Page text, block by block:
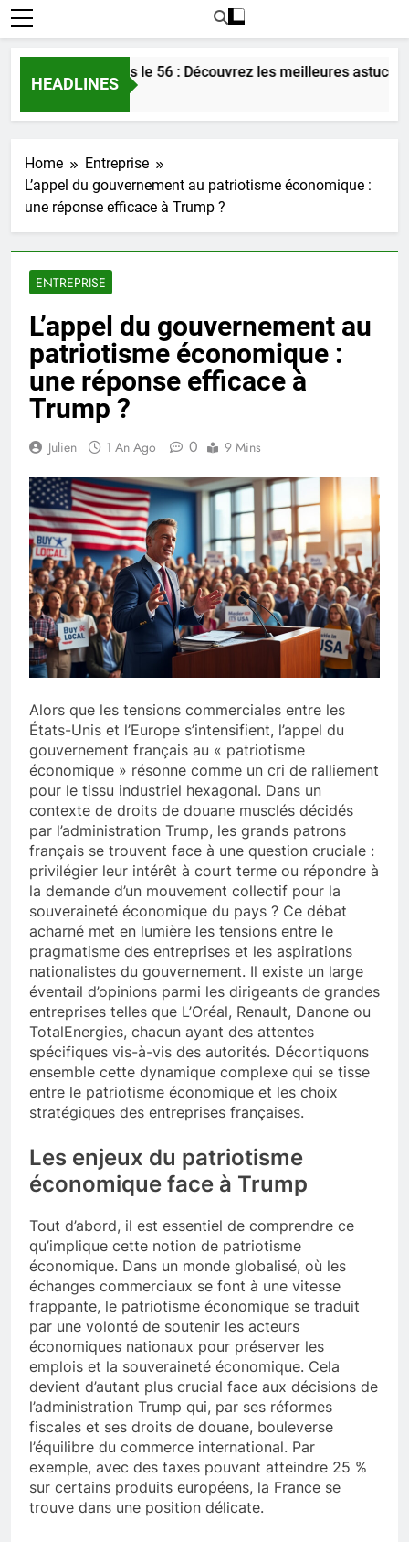
HEADLINES
l’amour dans le 56 : Découvrez les meilleures astuces en
Home
Entreprise
L’appel du gouvernement au patriotisme économique :
une réponse efficace à Trump ?
ENTREPRISE
L’appel du gouvernement au
patriotisme économique :
une réponse efficace à
Trump ?
Julien 1 An Ago 0 9 Mins
Alors que les tensions commerciales entre les
États-Unis et l’Europe s’intensifient, l’appel du
gouvernement français au « patriotisme
économique » résonne comme un cri de ralliement
pour le tissu industriel hexagonal. Dans un
contexte de droits de douane musclés décidés
par l’administration Trump, les grands patrons
français se trouvent face à une question cruciale :
privilégier leur intérêt à court terme ou répondre à
la demande d’un mouvement collectif pour la
souveraineté économique du pays ? Ce débat
acharné met en lumière les tensions entre le
pragmatisme des entreprises et les aspirations
nationalistes du gouvernement. Il existe un large
éventail d’opinions parmi les dirigeants de grandes
entreprises telles que L’Oréal, Renault, Danone ou
TotalEnergies, chacun ayant des attentes
spécifiques vis-à-vis des autorités. Décortiquons
ensemble cette dynamique complexe qui se tisse
entre le patriotisme économique et les choix
stratégiques des entreprises françaises.
Les enjeux du patriotisme
économique face à Trump
Tout d’abord, il est essentiel de comprendre ce
qu’implique cette notion de patriotisme
économique. Dans un monde globalisé, où les
échanges commerciaux se font à une vitesse
frappante, le patriotisme économique se traduit
par une volonté de soutenir les acteurs
économiques nationaux pour préserver les
emplois et la souveraineté économique. Cela
devient d’autant plus crucial face aux décisions de
l’administration Trump qui, par ses réformes
fiscales et ses droits de douane, bouleverse
l’équilibre du commerce international. Par
exemple, avec des taxes pouvant atteindre 25 %
sur certains produits européens, la France se
trouve dans une position délicate.